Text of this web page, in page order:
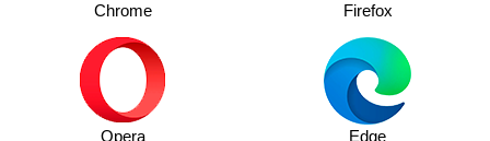
Chrome Firefox
Opera Edge